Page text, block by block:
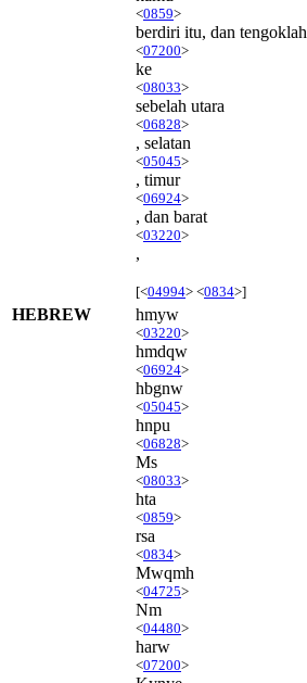
<0859>
berdiri itu, dan tengoklah
<07200>
ke
<08033>
sebelah utara
<06828>
, selatan
<05045>
, timur
<06924>
, dan barat
<03220>
,
[<04994> <0834>]
HEBREW hmyw
<03220>
hmdqw
<06924>
hbgnw
<05045>
hnpu
<06828>
Ms
<08033>
hta
<0859>
rsa
<0834>
Mwqmh
<04725>
Nm
<04480>
harw
<07200>